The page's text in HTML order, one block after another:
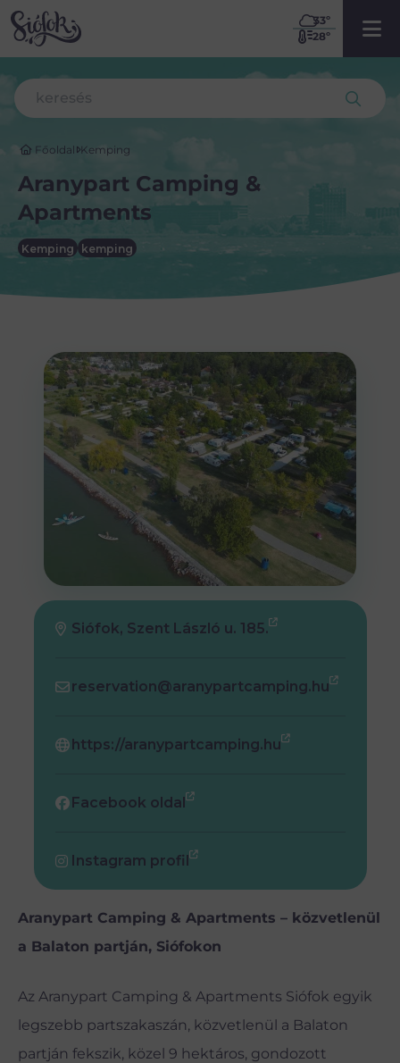
33º
28º
Főoldal Kemping
Aranypart Camping &
Apartments
Kemping kemping
Siófok, Szent László u. 185.
reservation@aranypartcamping.hu
https://aranypartcamping.hu
Facebook oldal
Instagram profil
Aranypart Camping & Apartments – közvetlenül
a Balaton partján, Siófokon
Az Aranypart Camping & Apartments Siófok egyik
legszebb partszakaszán, közvetlenül a Balaton
partján fekszik, közel 9 hektáros, gondozott